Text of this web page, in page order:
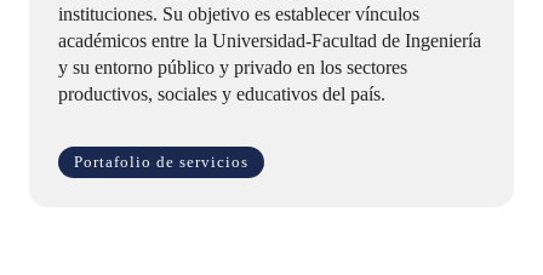
instituciones. Su objetivo es establecer vínculos
académicos entre la Universidad-Facultad de Ingeniería
y su entorno público y privado en los sectores
productivos, sociales y educativos del país.
Portafolio de servicios